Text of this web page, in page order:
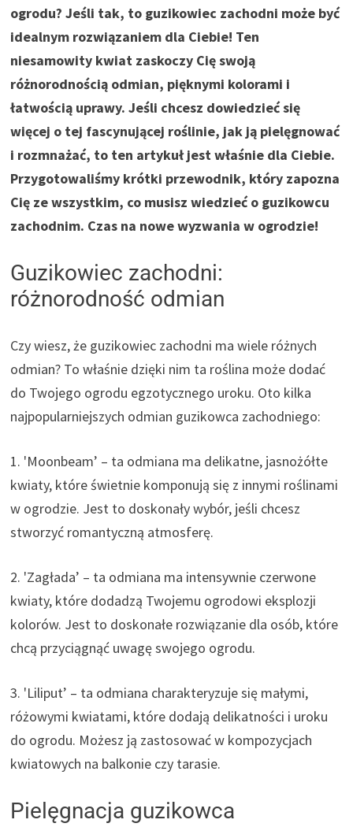
ogrodu? Jeśli tak, to guzikowiec zachodni może być
idealnym rozwiązaniem dla Ciebie! Ten
niesamowity kwiat zaskoczy Cię swoją
różnorodnością odmian, pięknymi kolorami i
łatwością uprawy. Jeśli chcesz dowiedzieć się
więcej o tej fascynującej roślinie, jak ją pielęgnować
i rozmnażać, to ten artykuł jest właśnie dla Ciebie.
Przygotowaliśmy krótki przewodnik, który zapozna
Cię ze wszystkim, co musisz wiedzieć o guzikowcu
zachodnim. Czas na nowe wyzwania w ogrodzie!
Guzikowiec zachodni:
różnorodność odmian
Czy wiesz, że guzikowiec zachodni ma wiele różnych
odmian? To właśnie dzięki nim ta roślina może dodać
do Twojego ogrodu egzotycznego uroku. Oto kilka
najpopularniejszych odmian guzikowca zachodniego:
1. 'Moonbeam’ – ta odmiana ma delikatne, jasnożółte
kwiaty, które świetnie komponują się z innymi roślinami
w ogrodzie. Jest to doskonały wybór, jeśli chcesz
stworzyć romantyczną atmosferę.
2. 'Zagłada’ – ta odmiana ma intensywnie czerwone
kwiaty, które dodadzą Twojemu ogrodowi eksplozji
kolorów. Jest to doskonałe rozwiązanie dla osób, które
chcą przyciągnąć uwagę swojego ogrodu.
3. 'Liliput’ – ta odmiana charakteryzuje się małymi,
różowymi kwiatami, które dodają delikatności i uroku
do ogrodu. Możesz ją zastosować w kompozycjach
kwiatowych na balkonie czy tarasie.
Pielęgnacja guzikowca